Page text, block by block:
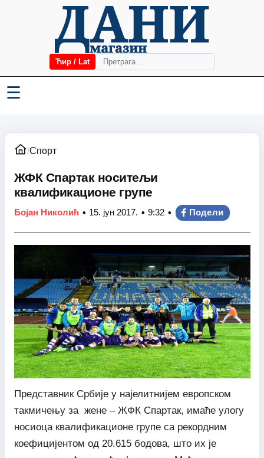
Ћир / Lat
☰
/Спорт
ЖФК Спартак носитељи
квалификационе групе
Бојан Николић • 15. јун 2017. • 9:32 • Подели
Представник Србије у најелитнијем европском
такмичењу за жене – ЖФК Спартак, имаће улогу
носиоца квалификационе групе са рекордним
коефицијентом од 20.615 бодова, што их је